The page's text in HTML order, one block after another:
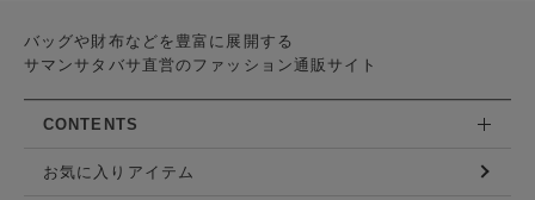
バッグや財布などを豊富に展開する
サマンサタバサ直営のファッション通販サイト
CONTENTS
お気に入りアイテム